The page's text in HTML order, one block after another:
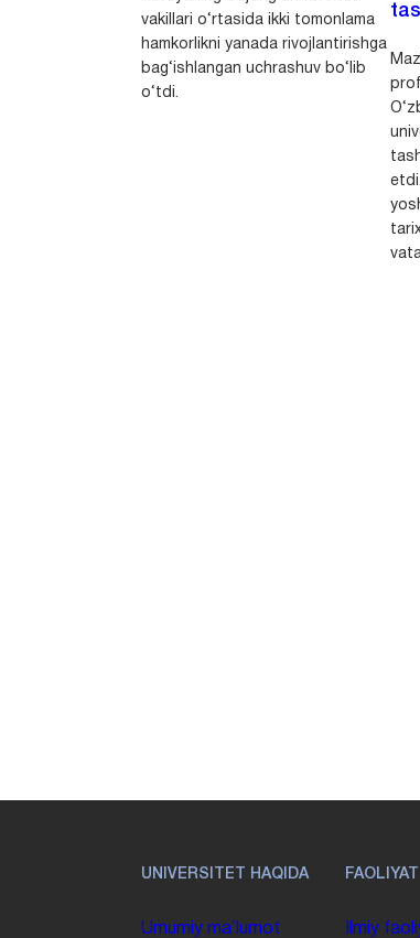
vakillari o‘rtasida ikki tomonlama
hamkorlikni yanada rivojlantirishga
bag‘ishlangan uchrashuv bo‘lib
o‘tdi.
UNIVERSITET HAQIDA
Umumiy maʼlumot
FAOLIYAT
Ilmiy